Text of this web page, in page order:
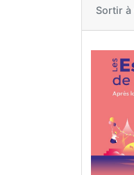
Sortir à